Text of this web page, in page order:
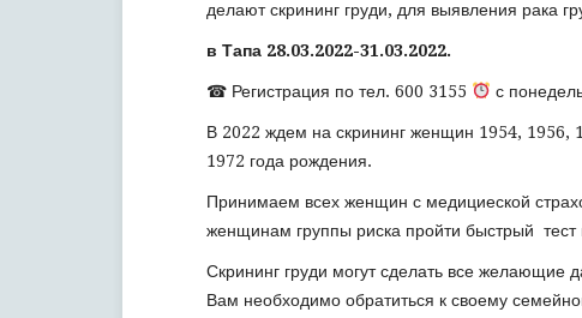
делают скрининг груди, для выявления рака
в Тапа 28.03.2022-31.03.2022.
☎ Регистрация по тел. 600 3155 с
В 2022 ждем на скрининг женщин 1954, 1956,
1972 года рождения.
Принимаем всех женщин с медициеской
женщинам группы риска пройти быстрый тест
Скрининг груди могут сделать все желающие
Вам необходимо обратиться к своему